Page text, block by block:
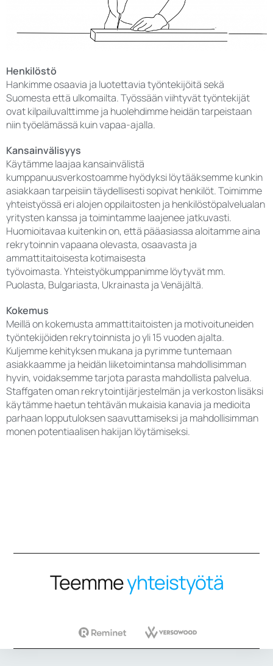
Henkilöstö
Hankimme osaavia ja luotettavia työntekijöitä sekä
Suomesta että ulkomailta. Työssään viihtyvät työntekijät
ovat kilpailuvalttimme ja huolehdimme heidän tarpeistaan
niin työelämässä kuin vapaa-ajalla.
Kansainvälisyys
Käytämme laajaa kansainvälistä
kumppanuusverkostoamme hyödyksi löytääksemme kunkin
asiakkaan tarpeisiin täydellisesti sopivat henkilöt. Toimimme
yhteistyössä eri alojen oppilaitosten ja henkilöstöpalvelualan
yritysten kanssa ja toimintamme laajenee jatkuvasti.
Huomioitavaa kuitenkin on, että pääasiassa aloitamme aina
rekrytoinnin vapaana olevasta, osaavasta ja
ammattitaitoisesta kotimaisesta
työvoimasta. Yhteistyökumppanimme löytyvät mm.
Puolasta, Bulgariasta, Ukrainasta ja Venäjältä.
Kokemus
Meillä on kokemusta ammattitaitoisten ja motivoituneiden
työntekijöiden rekrytoinnista jo yli 15 vuoden ajalta.
Kuljemme kehityksen mukana ja pyrimme tuntemaan
asiakkaamme ja heidän liiketoimintansa mahdollisimman
hyvin, voidaksemme tarjota parasta mahdollista palvelua.
Staffgaten oman rekrytointijärjestelmän ja verkoston lisäksi
käytämme haetun tehtävän mukaisia kanavia ja medioita
parhaan lopputuloksen saavuttamiseksi ja mahdollisimman
monen potentiaalisen hakijan löytämiseksi.
Teemmeyhteistyötä